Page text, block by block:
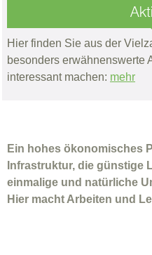
Hier finden Sie aus der
besonders erwähnenswerte
interessant machen: mehr
Ein hohes ökonomisches
Infrastruktur, die günstige
einmalige und natürliche
Hier macht Arbeiten und